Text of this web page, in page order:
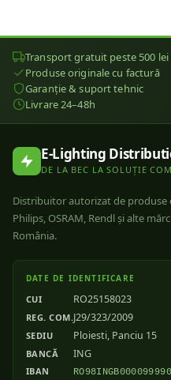
Transport gratuit peste 500 lei
Produse originale cu factură
Garanție & suport tehnic
Livrare 24–48h
E-Lighting
DE LA BEC LA SOLUȚIE
Distribuitor autorizat de produse
Philips, OSRAM, Rendl și alte
România.
DATE DE IDENTIFICARE
CUI RO25158023
REG. COM.J29/323/2009
SEDIU Ploiesti, Panciu 15
BANCĂ ING
IBAN